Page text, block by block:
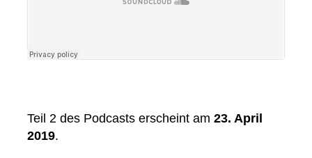
Teil 2 des Podcasts erscheint am 23. April
2019.